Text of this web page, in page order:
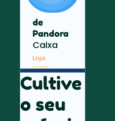
de
Pandora
Caixa
Loja
Cultive
o seu